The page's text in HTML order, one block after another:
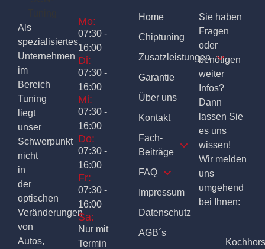
Als
spezialisiertes
Unternehmen
im
Bereich
Tuning
liegt
unser
Schwerpunkt
nicht
in
der
optischen
Veränderungen
von
Autos,
Mo:
07:30 -
16:00
Di:
07:30 -
16:00
Mi:
07:30 -
16:00
Do:
07:30 -
16:00
Fr:
07:30 -
16:00
Sa:
Nur mit
Termin
Home
Chiptuning
Zusatzleistungen
Garantie
Über uns
Kontakt
Fach-
Beiträge
FAQ
Impressum
Datenschutz
AGB´s
Sie haben
Fragen
oder
benötigen
weiter
Infos?
Dann
lassen Sie
es uns
wissen!
Wir melden
uns
umgehend
bei Ihnen: